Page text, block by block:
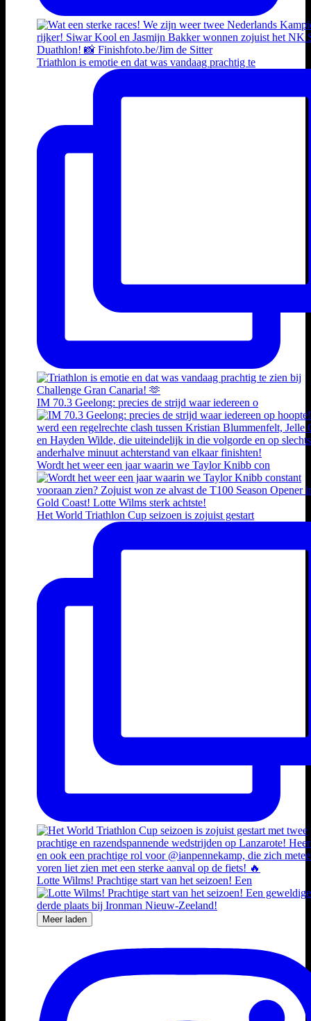
Triathlon is emotie en dat was vandaag prachtig te
IM 70.3 Geelong: precies de strijd waar iedereen o
Wordt het weer een jaar waarin we Taylor Knibb con
Het World Triathlon Cup seizoen is zojuist gestart
Lotte Wilms! Prachtige start van het seizoen! Een
Meer laden